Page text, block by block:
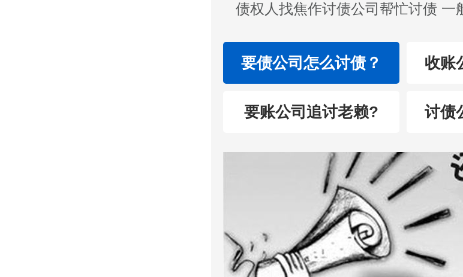
债权人找焦作讨债公司帮忙讨债 一
要债公司怎么讨债？ 收账
要账公司追讨老赖? 讨债